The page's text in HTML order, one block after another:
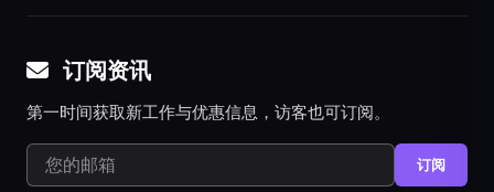
订阅资讯
第一时间获取新工作与优惠信息，访客也可订阅。
订阅